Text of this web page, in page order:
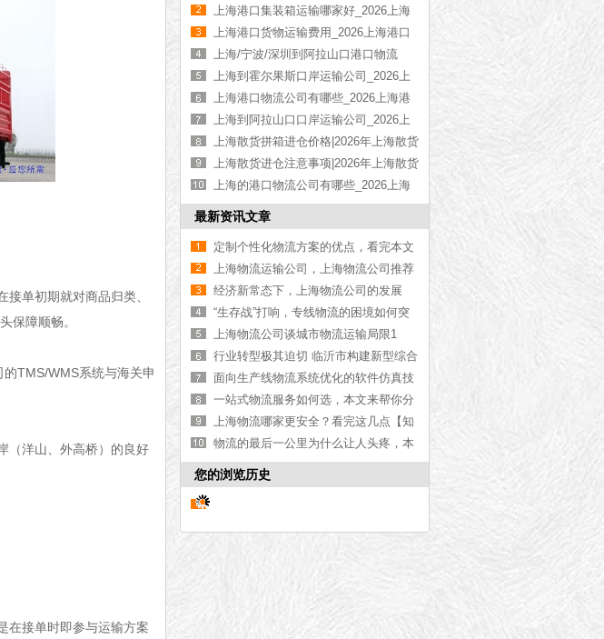
单初期就对商品归类、
保障顺畅。
TMS/WMS系统与海关申
洋山、外高桥）的良好
接单时即参与运输方案
贸出口港口物流【通关便捷】
上海港口集装箱运输哪家好_2026上海
集装箱港口物流【专业服务】
上海港口货物运输费用_2026上海港口
物流收费标准【最新报价】
上海/宁波/深圳到阿拉山口港口物流
_2026沿海港口到阿拉山口运输【多式
联运】
上海到霍尔果斯口岸运输公司_2026上
海经霍尔果斯到中亚物流【最新更新】
上海港口物流公司有哪些_2026上海港
口物流公司推荐【前十排名】
上海到阿拉山口口岸运输公司_2026上
海到阿拉山口物流【海铁联运】
上海散货拼箱进仓价格|2026年上海散货
拼箱进仓收费【最新行情】
上海散货进仓注意事项|2026年上海散货
进仓避坑指南【经验总结】
上海的港口物流公司有哪些_2026上海
港口物流公司【全网推荐】
最新资讯文章
定制个性化物流方案的优点，看完本文
你就知道了【全网解说】
上海物流运输公司，上海物流公司推荐
【最新资讯】
经济新常态下，上海物流公司的发展
“生存战”打响，专线物流的困境如何突
破？
上海物流公司谈城市物流运输局限1
行业转型极其迫切 临沂市构建新型综合
商贸物流平台
面向生产线物流系统优化的软件仿真技
术综述
一站式物流服务如何选，本文来帮你分
析[今日更新]
上海物流哪家更安全？看完这几点【知
识科普】
物流的最后一公里为什么让人头疼，本
文来告诉你[今日更新]
您的浏览历史